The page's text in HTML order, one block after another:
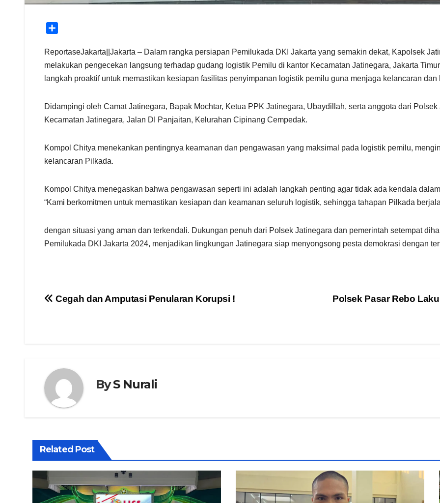
a
r
e
ReportaseJakarta||Jakarta – Dalam rangka persiapan Pemilukada DKI Jakarta yang semakin dekat, Kapolsek
melakukan pengecekan langsung terhadap gudang logistik Pemilu di kantor Kecamatan Jatinegara, Jakarta
langkah proaktif untuk memastikan kesiapan fasilitas penyimpanan logistik pemilu guna menjaga kelancaran
Didampingi oleh Camat Jatinegara, Bapak Mochtar, Ketua PPK Jatinegara, Ubaydillah, serta anggota dari
Kecamatan Jatinegara, Jalan DI Panjaitan, Kelurahan Cipinang Cempedak.
Kompol Chitya menekankan pentingnya keamanan dan pengawasan yang maksimal pada logistik pemilu,
kelancaran Pilkada.
Kompol Chitya menegaskan bahwa pengawasan seperti ini adalah langkah penting agar tidak ada kendala
“Kami berkomitmen untuk memastikan kesiapan dan keamanan seluruh logistik, sehingga tahapan Pilkada
dengan situasi yang aman dan terkendali. Dukungan penuh dari Polsek Jatinegara dan pemerintah setempat
Pemilukada DKI Jakarta 2024, menjadikan lingkungan Jatinegara siap menyongsong pesta demokrasi dengan
Navigasi
Polsek Pasar Rebo
Cegah dan Amputasi Penularan Korupsi !
ByS Nurali
Related Post